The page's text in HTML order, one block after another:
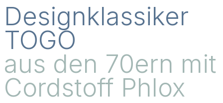
Designklassiker
TOGO
aus den 70ern mit
Cordstoff Phlox